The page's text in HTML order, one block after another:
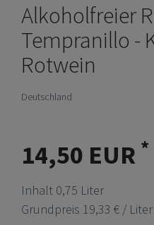
Alkoholfreier
Tempranillo -
Rotwein
Deutschland
14,50 EUR *
Inhalt 0,75 Liter
Grundpreis 19,33 € / Liter